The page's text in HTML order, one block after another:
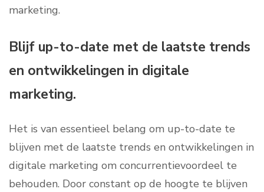
marketing.
Blijf up-to-date met de laatste trends
en ontwikkelingen in digitale
marketing.
Het is van essentieel belang om up-to-date te
blijven met de laatste trends en ontwikkelingen in
digitale marketing om concurrentievoordeel te
behouden. Door constant op de hoogte te blijven